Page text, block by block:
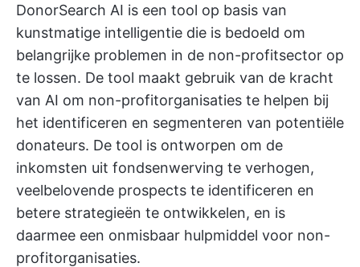
DonorSearch AI is een tool op basis van
kunstmatige intelligentie die is bedoeld om
belangrijke problemen in de non-profitsector op
te lossen. De tool maakt gebruik van de kracht
van AI om non-profitorganisaties te helpen bij
het identificeren en segmenteren van potentiële
donateurs. De tool is ontworpen om de
inkomsten uit fondsenwerving te verhogen,
veelbelovende prospects te identificeren en
betere strategieën te ontwikkelen, en is
daarmee een onmisbaar hulpmiddel voor non-
profitorganisaties.